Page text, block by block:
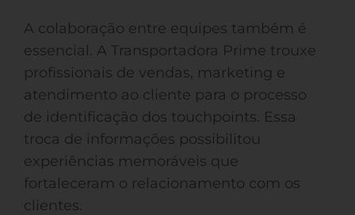
A colaboração entre equipes também é
essencial. A Transportadora Prime trouxe
profissionais de vendas, marketing e
atendimento ao cliente para o processo
de identificação dos touchpoints. Essa
troca de informações possibilitou
experiências memoráveis que
fortaleceram o relacionamento com os
clientes.